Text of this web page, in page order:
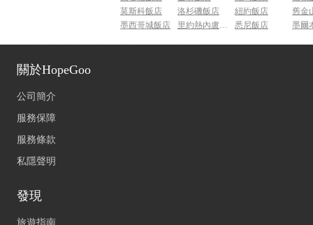
莫斯科飯店
洛杉磯飯店 紐約飯店
舊金
墨西哥城飯店
里約熱內盧飯店 悉尼飯店 墨爾
關於HopeGoo
公司簡介
服務保障
服務條款
私隱聲明
發現
旅遊指南